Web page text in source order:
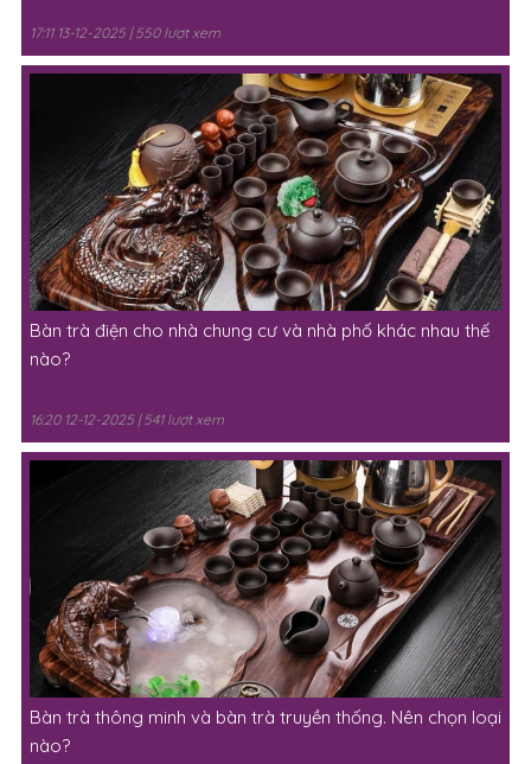
17:11 13-12-2025 | 550 lượt xem
Bàn trà điện cho nhà chung cư và nhà phố khác nhau thế
nào?
16:20 12-12-2025 | 541 lượt xem
Bàn trà thông minh và bàn trà truyền thống. Nên chọn loại
nào?